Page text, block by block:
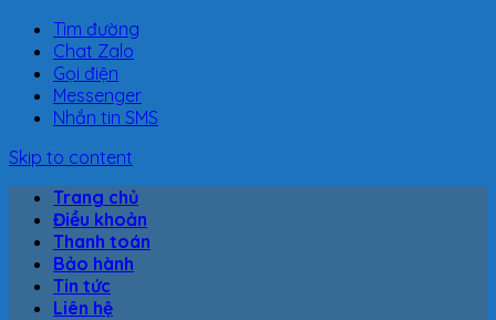
Tìm đường
Chat Zalo
Gọi điện
Messenger
Nhắn tin SMS
Skip to content
Trang chủ
Điều khoản
Thanh toán
Bảo hành
Tin tức
Liên hệ